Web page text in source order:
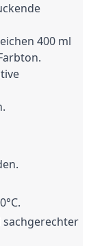
400 ml
sachgerechter